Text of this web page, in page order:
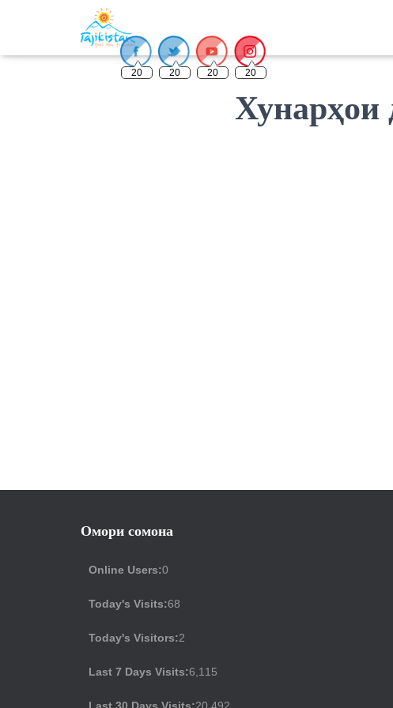
Хунарҳои
Омори сомона
Online Users:0
Today's Visits:68
Today's Visitors:2
Last 7 Days Visits:6,115
20 20 20 20